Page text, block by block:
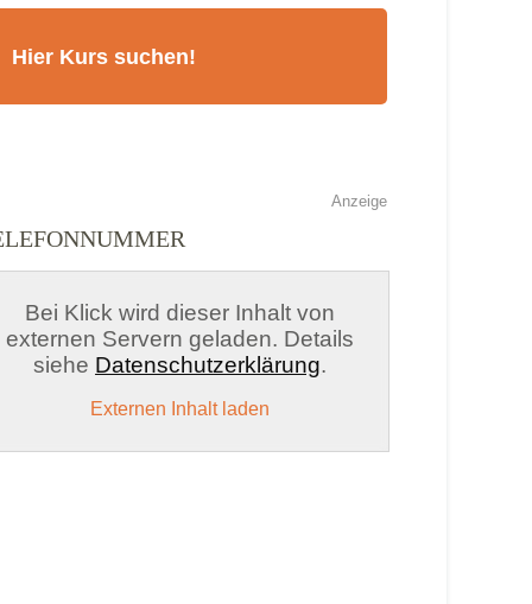
Anzeige
Bei Klick wird dieser Inhalt von
externen Servern geladen. Details
siehe Datenschutzerklärung.
Externen Inhalt laden